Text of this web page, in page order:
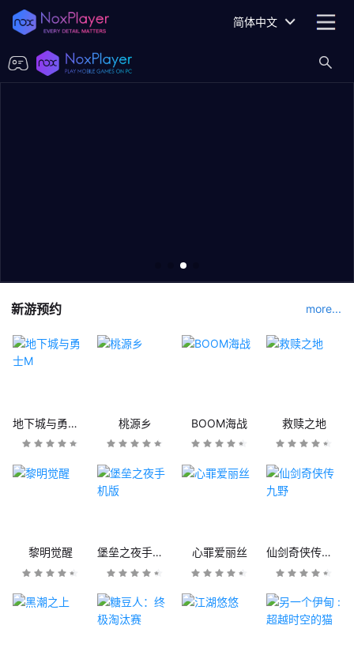
简体中文
新游预约 more...
地下城与勇士M 桃源乡 BOOM海战 救赎之地
黎明觉醒 堡垒之夜手机版 心罪爱丽丝 仙剑奇侠传九野